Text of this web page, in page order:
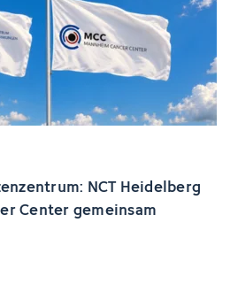
NCT Heidelberg
Center gemeinsam